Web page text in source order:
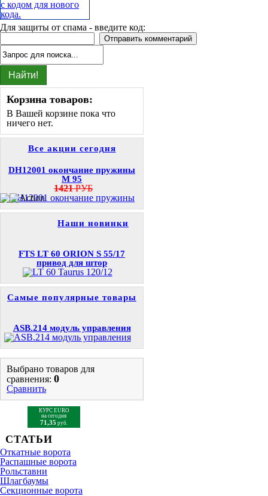
Для защиты от спама - введите код:
Корзина товаров:
В Вашей корзине пока что
ничего нет.
Все акции сегодня
DH12001 окончание пружины
M 95
1421РУБ
Наши новинки
FTS LT 60 ORION S 55/17
привод для штор
Самые популярные товары
ASB.214 модуль управления
Выбрано товаров для
сравнения: 0
Сравнить
КУРС EURO
на сегодня
71,35 руб.
СТАТЬИ
Откатные ворота
Распашные ворота
Рольставни
Шлагбаумы
Cекционные ворота